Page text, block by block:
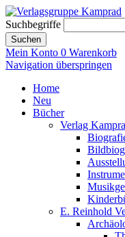
Suchbegriffe
Suchen
Mein Konto 0 Warenkorb
Navigation überspringen
Home
Neu
Bücher
Verlag
E. Reinhold